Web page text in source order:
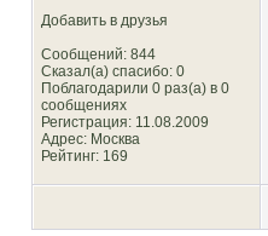
Добавить в друзья
Сообщений: 844
Сказал(а) спасибо: 0
Поблагодарили 0 раз(а) в 0
сообщениях
Регистрация: 11.08.2009
Адрес: Москва
Рейтинг: 169